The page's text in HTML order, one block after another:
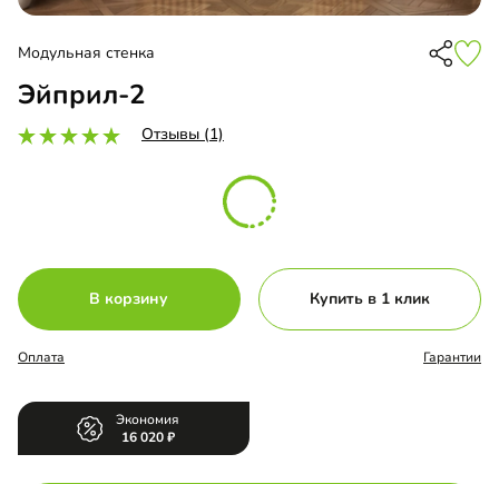
Модульная стенка
Эйприл-2
Отзывы (1)
В корзину Купить в 1 клик
Оплата Гарантии
Экономия
16 020